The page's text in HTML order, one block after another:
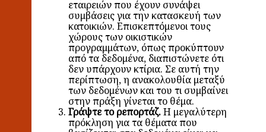
εταιρειών που έχουν συνάψει
συμβάσεις για την κατασκευή των
κατοικιών. Επισκεπτόμενοι τους
χώρους των οικιστικών
προγραμμάτων, όπως προκύπτουν
από τα δεδομένα, διαπιστώνετε ότι
δεν υπάρχουν κτίρια. Σε αυτή την
περίπτωση, η ανακολουθία μεταξύ
των δεδομένων και του τι συμβαίνει
στην πράξη γίνεται το θέμα.
Γράψτε το ρεπορτάζ.Η μεγαλύτερη
πρόκληση για τα θέματα που